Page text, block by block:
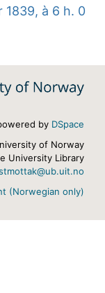
1839, à 6 h. 0
by DSpace
of Norway
University Library
(Norwegian only)